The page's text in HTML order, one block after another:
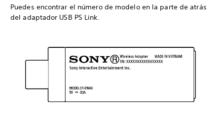
Puedes encontrar el número de modelo en la parte de atrás
del adaptador USB PS Link.